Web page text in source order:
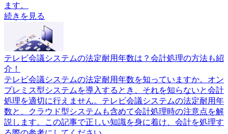
ます。
続きを見る
テレビ会議システムの法定耐用年数は？会計処理の方法も紹
介！
テレビ会議システムの法定耐用年数を知っていますか。オン
プレミス型システムを導入するとき、それを知らないと会計
処理を適切に行えません。テレビ会議システムの法定耐用年
数と、クラウド型システムも含めて会計処理時の注意点を解
説します。この記事で正しい知識を身に着け、会計を処理す